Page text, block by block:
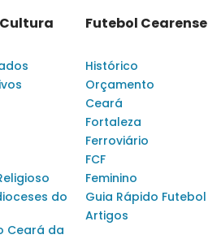
do
Ceará da
Futebol Cearense
Histórico
Orçamento
Ceará
Fortaleza
Ferroviário
FCF
Feminino
Guia Rápido Futebol
Artigos